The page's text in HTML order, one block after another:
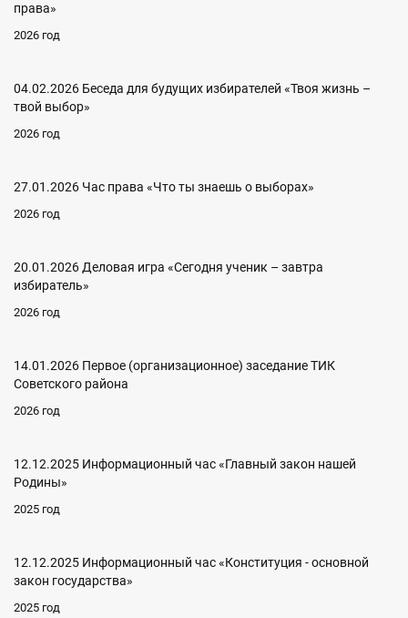
права»
2026 год
04.02.2026 Беседа для будущих избирателей «Твоя жизнь –
твой выбор»
2026 год
27.01.2026 Час права «Что ты знаешь о выборах»
2026 год
20.01.2026 Деловая игра «Сегодня ученик – завтра
избиратель»
2026 год
14.01.2026 Первое (организационное) заседание ТИК
Советского района
2026 год
12.12.2025 Информационный час «Главный закон нашей
Родины»
2025 год
12.12.2025 Информационный час «Конституция - основной
закон государства»
2025 год